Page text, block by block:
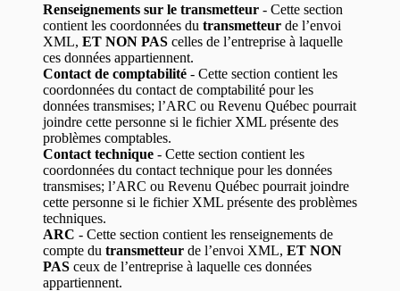
Renseignements sur le transmetteur - Cette section
contient les coordonnées du transmetteur de l’envoi
XML, ET NON PAS celles de l’entreprise à laquelle
ces données appartiennent.
Contact de comptabilité - Cette section contient les
coordonnées du contact de comptabilité pour les
données transmises; l’ARC ou Revenu Québec pourrait
joindre cette personne si le fichier XML présente des
problèmes comptables.
Contact technique - Cette section contient les
coordonnées du contact technique pour les données
transmises; l’ARC ou Revenu Québec pourrait joindre
cette personne si le fichier XML présente des problèmes
techniques.
ARC - Cette section contient les renseignements de
compte du transmetteur de l’envoi XML, ET NON
PAS ceux de l’entreprise à laquelle ces données
appartiennent.